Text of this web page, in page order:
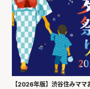
【2026年版】渋谷住みマ